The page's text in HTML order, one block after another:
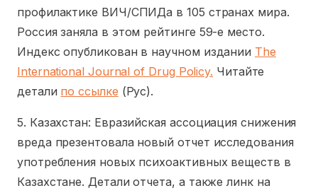
профилактике ВИЧ/СПИДа в 105 странах мира.
Россия заняла в этом рейтинге 59-е место.
Индекс опубликован в научном издании The
International Journal of Drug Policy. Читайте
детали по ссылке (Рус).
5. Казахстан: Евразийская ассоциация снижения
вреда презентовала новый отчет исследования
употребления новых психоактивных веществ в
Казахстане. Детали отчета, а также линк на